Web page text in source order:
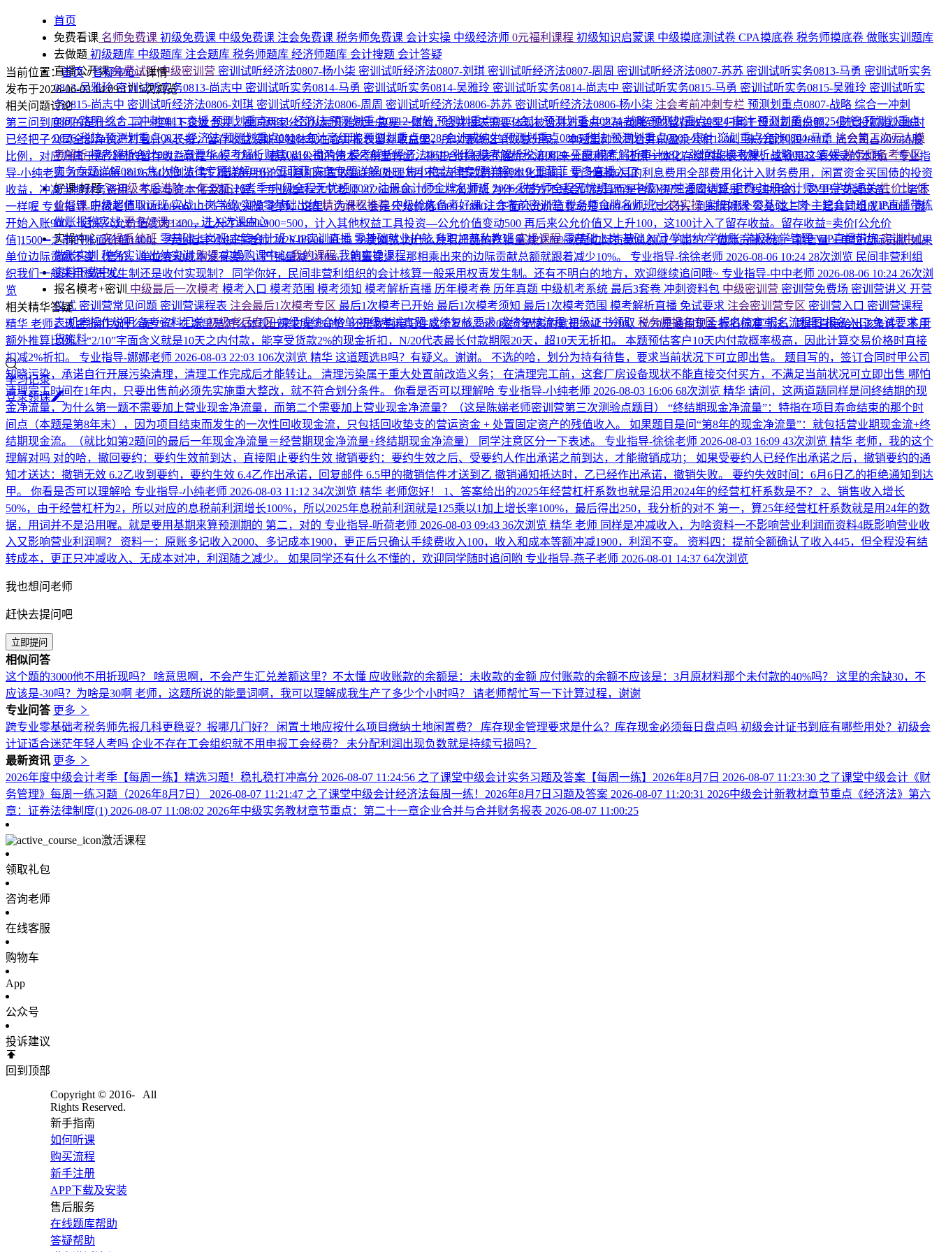
首页
免费看课 名师免费课 初级免费课 中级免费课 注会免费课 税务师免费课 会计实操 中级经济师 0元福利课程 初级知识启蒙课 中级摸底测试卷 CPA摸底卷 税务师摸底卷 做账实训题库
去做题 初级题库 中级题库 注会题库 税务师题库 经济师题库 会计搜题 会计答疑
直播公开课免费试听|中级密训营 密训试听经济法0807-杨小柒 密训试听经济法0807-刘琪 密训试听经济法0807-周周 密训试听经济法0807-苏苏 密训试听实务0813-马勇 密训试听实务
0813-吴雅玲密训试听实务0813-尚志中 密训试听实务0814-马勇 密训试听实务0814-吴雅玲 密训试听实务0814-尚志中 密训试听实务0815-马勇 密训试听实务0815-吴雅玲 密训试听实
务0815-尚志中 密训试听经济法0806-刘琪 密训试听经济法0806-周周 密训试听经济法0806-苏苏 密训试听经济法0806-杨小柒 注会考前冲刺专栏 预测划重点0807-战略 综合一冲刺
0807-路明综合二冲刺0811-袁媛预测划重点0811-经济法预测划重点0812-财管预测划重点0813-会计预测划重点0824-战略预测划重点0824-审计预测划重点0825-财管预测划重点
0826-税法预测划重点0827-经济法预测划重点0828-会计高红瑞预测划重点0828-会计戚纯生预测划重点0806-税法预测划重点0805-审计💥划重点会计0804-马勇 注会第三次万人模
考解析模考解析会计0817-高晋华模考解析财管0818-祖鸿伟模考解析经济法0819-张稳模考解析税法0820-王霞模考解析审计0821-张恒超模考解析战略0822-袁媛税务师备考专区
实务专题详解0810-焦小艳法律专题详解0812-王菲菲实务专题详解0817-焦小艳法律专题详解0819-王菲菲更多直播入口
好课·好题🚀初级考后进阶·一年双证26考季·中级全程无忧班2027·注册会计师金牌名师班2026·税务师全程无忧班2026中级VIP速通密训班退费·注册会计师VIP学练通关性价比·低
价好课中级超值取证班实战上岗学练实操零基础出纳精选课程推荐中级抢先备考好课注会考前密训营税务师金牌名师班上岗实操实操好课零基础上岗主管会计班VIP直播带练
做账报税实战更多好课>>>→进入选课中心
实操中心实操系统班 零基础上岗班主管会计班VIP实训直播零基础就业护航升职加薪私教班实操课程零基础上岗基础入门学出纳学做账学报税学管理VIP直播带练实训中心
做账实训 税务实训出纳实训购课实操购课中心我的课程我的实操课程
资料下载中心
报名模考+密训
中级最后一次模考 模考入口 模考范围 模考须知 模考解析直播 历年模考卷 历年真题 中级机考系统 最后3套卷 冲刺资料包 中级密训营 密训营免费场 密训营讲义 开营
仪式 密训营常见问题 密训营课程表 注会最后1次模考专区 最后1次模考已开始 最后1次模考须知 最后1次模考范围 模考解析直播 免试要求 注会密训营专区 密训营入口 密训营课程
表机考操作说明备考资料汇总初级考后专区初级成绩合格单初级考试真题成绩复核要求成绩复核流程初级证书领取 税务师报名专区报名简章报名流程图报名入口免试要求干
货资料
学习记录
登录领课
当前位置：首页/答疑中心/详情
发布于2026-06-03 14:09:1715次浏览
相关问题讨论
第三问到底问的是什么？同一控制下企业合并，视同两家公司从最开始就一直是一体的，合并报表需要体现被合并方合并之前就赚到的留存收益里归属于母公司的份额，但长投初始入账时
已经把子公司全部净资产打包计入长投，留存收益没能单独体现在合并报表留存收益里，所以要做这笔恢复分录。 本题里帅公司合并前盈余公积1200、未分配利润2800，尚公司占80%持股
比例，对应归属于尚公司的留存收益就是960、2240，要从尚公司的资本公积里转出，补进合并报表的盈余公积和未分配利润，还原一体化存续的报表效果，这就是这笔分录的本质。专业指
导-小纯老师2026-08-06 10:2634次浏览专门借款6月份的利息和闲置收益怎么处理6月不属于借款费用资本化期间，专门借款6月的利息费用全部费用化计入财务费用，闲置资金买国债的投资
收益，冲减当期财务费用，不参与资本化金额计算。专业指导-宁宁老师2026-08-06 10:2527次浏览为什么借方不是合同结算而是合同资产合同结算是工程中用的，这里是安装设备，二者不
一样喔 专业指导-听荷老师2026-08-06 10:2530次浏览老师，这里，为什么会是公允价格1500+1800，下面公允价值变动是1400-900，怎么分，到时用哪个公允这三个一起共同组成1500。 最
开始入账900， 后来公允价值变为1400，上升了1400-900=500，计入其他权益工具投资—公允价值变动500 再后来公允价值又上升100，这100计入了留存收益。留存收益=卖价[公允价
值]1500➖之前的账面价值1400。专业指导-小蜗牛老师2026-08-06 10:2528次浏览为什么原有产品的产销量减少10%就是边际贡献总额减少呢？？边际贡献总额 = 销售量 × 单位边际贡献 如果
单位边际贡献不变（售价、单位变动成本没有变），产销量减少10%，销量变少，那相乘出来的边际贡献总额就跟着减少10%。
专业指导-徐徐老师 2026-08-06 10:24 28次浏览 民间非营利组
织我们一般采用权责发生制还是收付实现制？
同学你好，民间非营利组织的会计核算一般采用权责发生制。还有不明白的地方，欢迎继续追问哦~ 专业指导-中中老师 2026-08-06 10:24 26次浏
览
相关精华答疑
精华 老师，现金折扣为什么是2%？在题里是怎么体现出来它是2%的？还是我直接记住这个2/10，n/20这个代表的就是2%？2/10、N/20是通用现金折扣标准写法，题目直接给出该条件，不用
额外推算比例。 “2/10”字面含义就是10天之内付款，能享受货款2%的现金折扣，N/20代表最长付款期限20天，超10天无折扣。 本题预估客户10天内付款概率极高，因此计算交易价格时直接
扣减2%折扣。
专业指导-娜娜老师 2026-08-03 22:03 106次浏览 精华 这道题选B吗？有疑义。谢谢。 不选的哈，划分为持有待售，要求当前状况下可立即出售。 题目写的，签订合同时甲公司
知晓污染，承诺自行开展污染清理，清理工作完成后才能转让。 清理污染属于重大处置前改造义务； 在清理完工前，这套厂房设备现状不能直接交付买方，不满足当前状况可立即出售 哪怕
清理完工时间在1年内，只要出售前必须先实施重大整改，就不符合划分条件。 你看是否可以理解哈 专业指导-小纯老师 2026-08-03 16:06 68次浏览 精华 请问，这两道题同样是问终结期的现
金净流量，为什么第一题不需要加上营业现金净流量，而第二个需要加上营业现金净流量？（这是陈娣老师密训营第三次测验点题目） “终结期现金净流量”：特指在项目寿命结束的那个时
间点（本题是第8年末），因为项目结束而发生的一次性回收现金流，只包括回收垫支的营运资金 + 处置固定资产的残值收入。 如果题目是问“第8年的现金净流量”：就包括营业期现金流+终
结期现金流。（就比如第2题问的最后一年现金净流量＝经营期现金净流量+终结期现金净流量） 同学注意区分一下表述。
专业指导-徐徐老师 2026-08-03 16:09 43次浏览 精华 老师，我的这个
理解对吗 对的哈，撤回要约：要约生效前到达，直接阻止要约生效 撤销要约：要约生效之后、受要约人作出承诺之前到达，才能撤销成功； 如果受要约人已经作出承诺之后，撤销要约的通
知才送达：撤销无效 6.2乙收到要约，要约生效 6.4乙作出承诺，回复邮件 6.5甲的撤销信件才送到乙 撤销通知抵达时，乙已经作出承诺，撤销失败。 要约失效时间：6月6日乙的拒绝通知到达
甲。 你看是否可以理解哈 专业指导-小纯老师 2026-08-03 11:12 34次浏览 精华 老师您好！ 1、答案给出的2025年经营杠杆系数也就是沿用2024年的经营杠杆系数是不？ 2、销售收入增长
50%，由于经营杠杆为2，所以对应的息税前利润增长100%，所以2025年息税前利润就是125乘以1加上增长率100%，最后得出250，我分析的对不 第一，算25年经营杠杆系数就是用24年的数
据，用词并不是沿用喔。就是要用基期来算预测期的 第二，对的 专业指导-听荷老师 2026-08-03 09:43 36次浏览 精华 老师 同样是冲减收入，为啥资料一不影响营业利润而资料4既影响营业收
入又影响营业利润啊？ 资料一：原账多记收入2000、多记成本1900，更正后只确认手续费收入100，收入和成本等额冲减1900，利润不变。 资料四：提前全额确认了收入445，但全程没有结
转成本，更正只冲减收入、无成本对冲，利润随之减少。 如果同学还有什么不懂的，欢迎同学随时追问哟 专业指导-燕子老师 2026-08-01 14:37 64次浏览
我也想问老师
赶快去提问吧
立即提问
相似问答
这个题的3000他不用折现吗？
啥意思啊，不会产生汇兑差额这里？不太懂 应收账款的余额是：未收款的金额 应付账款的余额不应该是：3月原材料那个未付款的40%吗？ 这里的余缺30，不
应该是-30吗？为啥是30啊 老师，这题所说的能量词啊，我可以理解成我生产了多少个小时吗？ 请老师帮忙写一下计算过程，谢谢
专业问答 更多
跨专业零基础考税务师先报几科更稳妥？报哪几门好？ 闲置土地应按什么项目缴纳土地闲置费？ 库存现金管理要求是什么？库存现金必须每日盘点吗 初级会计证书到底有哪些用处？初级会
计证适合迷茫年轻人考吗 企业不存在工会组织就不用申报工会经费？ 未分配利润出现负数就是持续亏损吗？
最新资讯 更多
2026年度中级会计考季【每周一练】精选习题！稳扎稳打冲高分 2026-08-07 11:24:56 之了课堂中级会计实务习题及答案【每周一练】2026年8月7日 2026-08-07 11:23:30 之了课堂中级会计《财
务管理》每周一练习题（2026年8月7日） 2026-08-07 11:21:47 之了课堂中级会计经济法每周一练！2026年8月7日习题及答案 2026-08-07 11:20:31 2026中级会计新教材章节重点《经济法》第六
章：证券法律制度(1) 2026-08-07 11:08:02 2026年中级实务教材章节重点：第二十一章企业合并与合并财务报表 2026-08-07 11:00:25
激活课程
领取礼包
咨询老师
在线客服
购物车
App
公众号
投诉建议
回到顶部
Copyright © 2016-
All
Rights Reserved.
新手指南
如何听课
购买流程
新手注册
APP下载及安装
售后服务
在线题库帮助
答疑帮助